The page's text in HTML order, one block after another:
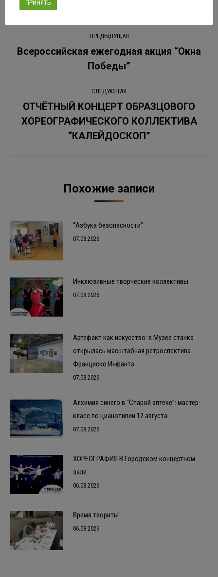
Навигация
по
ПРЕДЫДУЩАЯ
Предыдущая
запись:
Всероссийская ежегодная акция “Окна
Победы”
СЛЕДУЮЩАЯ
Следующая
запись:
ОТЧЁТНЫЙ КОНЦЕРТ ОБРАЗЦОВОГО
ХОРЕОГРАФИЧЕСКОГО КОЛЛЕКТИВА
“КАЛЕЙДОСКОП”
Похожие записи
“Азбука безопасности”
07.08.2026
Инклюзивные творческие коллективы
07.08.2026
Артефакт как искусство: в Музее станка
открылась масштабная ретроспектива
Франциско Инфантэ
07.08.2026
Алхимия синего в “Старой аптеке”: мастер-
класс по цианотипии 12 августа
07.08.2026
ХОРЕОГРАФИЯ В Городском концертном
зале
06.08.2026
Время творить!
06.08.2026
ПРИНЯТЬ